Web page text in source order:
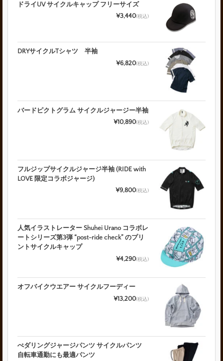
ドライUV サイクルキャップ フリーサイズ
¥3,440(税込)
DRYサイクルTシャツ 半袖
¥6,820(税込)
バードピクトグラム サイクルジャージー半袖
¥10,890(税込)
フルジップサイクルジャージ半袖 (RIDE with
LOVE 限定コラボジャージ)
¥9,800(税込)
人気イラストレーター Shuhei Urano コラボレ
ートシリーズ第3弾 “post-ride check” のプリ
ントサイクルキャップ
¥4,290(税込)
オフバイクウエアー サイクルフーディー
¥13,200(税込)
ぺダリングジャージパンツ サイクルパンツ
自転車通勤にも最適パンツ